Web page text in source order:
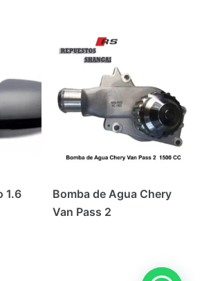
1.6
Bomba de Agua Chery
Van Pass 2